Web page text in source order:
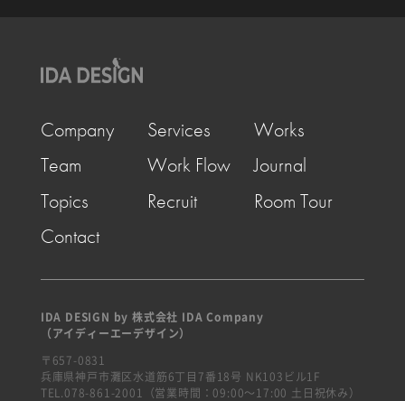
Company Services
Works
Team
Work Flow
Journal
Topics
Recruit
Room Tour
Contact
IDA DESIGN by 株式会社 IDA Company
（アイディーエーデザイン）
〒657-0831
兵庫県神戸市灘区水道筋6丁目7番18号 NK103ビル1F
TEL.078-861-2001（営業時間：09:00〜17:00 土日祝休み）